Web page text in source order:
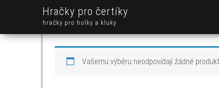
Hračky pro čertíky
hračky pro holky a kluky
Vašemu výběru neodpovídají žádné